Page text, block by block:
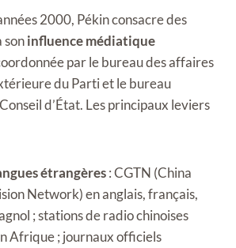
2000, Pékin consacre des
soninfluence médiatique
par le bureau des affaires
du Parti et le bureau
d’État. Les principaux leviers
étrangères: CGTN (China
Network) en anglais, français,
; stations de radio chinoises
Afrique ; journaux officiels